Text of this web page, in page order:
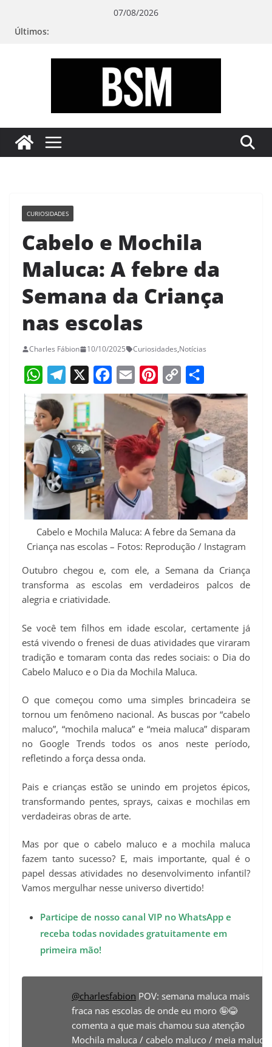
07/08/2026
Últimos:
sua
Mente
CURIOSIDADES
Cabelo e Mochila
Maluca: A febre da
Semana da Criança
nas escolas
Charles Fábion 10/10/2025 Curiosidades,Notícias
W
h
t
s
A
p
p
T
e
l
e
g
r
a
m
X
c
e
b
o
o
k
E
i
l
P
i
t
e
r
s
t
C
o
p
n
k
S
h
a
r
e
Cabelo e Mochila Maluca: A febre da Semana da
Criança nas escolas – Fotos: Reprodução / Instagram
Outubro chegou e, com ele, a Semana da Criança
transforma as escolas em verdadeiros palcos de
alegria e criatividade.
Se você tem filhos em idade escolar, certamente já
está vivendo o frenesi de duas atividades que viraram
tradição e tomaram conta das redes sociais: o Dia do
Cabelo Maluco e o Dia da Mochila Maluca.
O que começou como uma simples brincadeira se
tornou um fenômeno nacional. As buscas por “cabelo
maluco”, “mochila maluca” e “meia maluca” disparam
no Google Trends todos os anos neste período,
refletindo a força dessa onda.
Pais e crianças estão se unindo em projetos épicos,
transformando pentes, sprays, caixas e mochilas em
verdadeiras obras de arte.
Mas por que o cabelo maluco e a mochila maluca
fazem tanto sucesso? E, mais importante, qual é o
papel dessas atividades no desenvolvimento infantil?
Vamos mergulhar nesse universo divertido!
Participe de nosso canal VIP no WhatsApp e
receba todas novidades gratuitamente em
primeira mão!
@charlesfabion POV: semana maluca mais
fraca nas escolas de onde eu moro 🤪😂
comenta a que mais chamou sua atenção
Mochila maluca / cabelo maluco / meia maluca